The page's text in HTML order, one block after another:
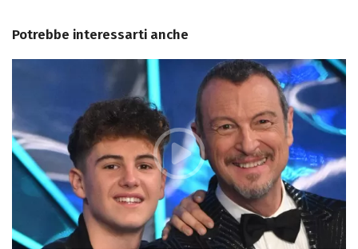
Potrebbe interessarti anche